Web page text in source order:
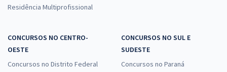
Residência Multiprofissional
CONCURSOS NO CENTRO-
OESTE
Concursos no Distrito Federal
CONCURSOS NO SUL E
SUDESTE
Concursos no Paraná